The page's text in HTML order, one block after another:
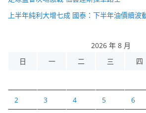
上半年純利大增七成 國泰：下半年油價續波
2026 年 8 月
日
一 二 三 四
2 3 4 5 6